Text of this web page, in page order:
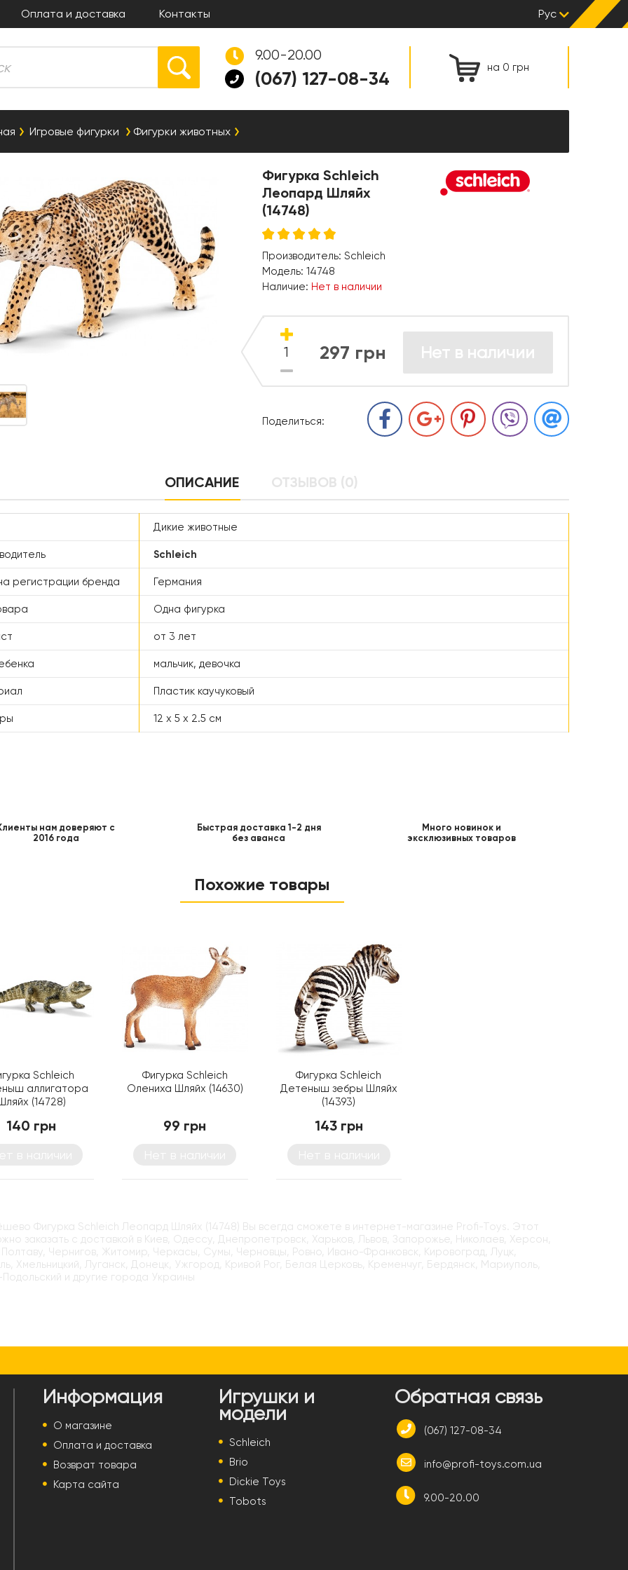
Оплата и доставка Контакты Рус
на 0 грн
9.00-20.00
(067) 127-08-34
Игровые фигурки Фигурки животных
Фигурка Schleich
Леопард Шляйх
(14748)
Производитель: Schleich
Модель: 14748
Наличие: Нет в наличии
297 грн Нет в наличии
Поделиться:
ОПИСАНИЕ ОТЗЫВОВ (0)
Дикие животные
Schleich
регистрации бренда Германия
Одна фигурка
от 3 лет
мальчик, девочка
Пластик каучуковый
12 х 5 х 2.5 см
нам доверяют с
2016 года
Быстрая доставка 1-2 дня
без аванса
Много новинок и
эксклюзивных товаров
Похожие товары
Schleich
аллигатора
(14728)
140 грн
Фигурка Schleich
Олениха Шляйх (14630)
99 грн
Фигурка Schleich
Детеныш зебры Шляйх
(14393)
143 грн
Фигурка Schleich Леопард Шляйх (14748) Вы всегда сможете в интернет-магазине Profi-Toys. Этот
заказать с доставкой в Киев, Одессу, Днепропетровск, Харьков, Львов, Запорожье, Николаев, Херсон,
Полтаву, Чернигов, Житомир, Черкасы, Сумы, Черновцы, Ровно, Ивано-Франковск, Кировоград, Луцк,
Хмельницкий, Луганск, Донецк, Ужгород, Кривой Рог, Белая Церковь, Кременчуг, Бердянск, Мариуполь,
и другие города Украины
Информация
О магазине
Оплата и доставка
Возврат товара
Карта сайта
Игрушки и
модели
Schleich
Brio
Dickie Toys
Tobots
Обратная связь
(067) 127-08-34
info@profi-toys.com.ua
9.00-20.00